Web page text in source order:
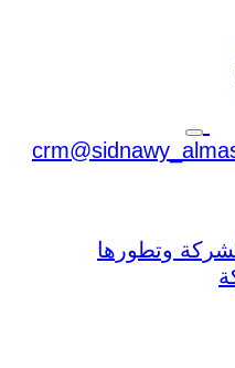
وتطورها